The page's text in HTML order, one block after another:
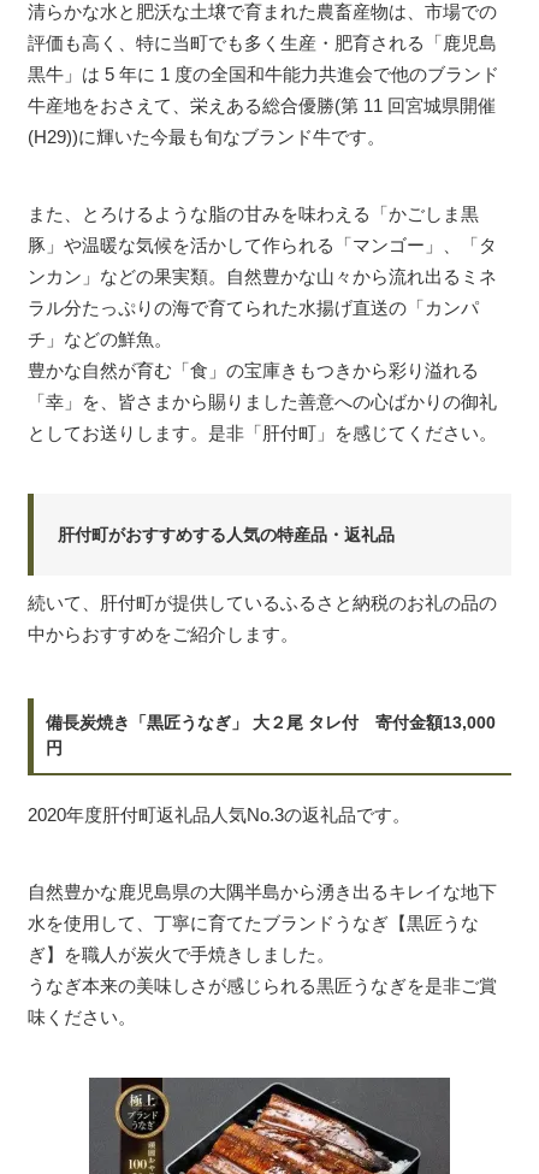
清らかな水と肥沃な土壌で育まれた農畜産物は、市場での
評価も高く、特に当町でも多く生産・肥育される「鹿児島
黒牛」は 5 年に 1 度の全国和牛能力共進会で他のブランド
牛産地をおさえて、栄えある総合優勝(第 11 回宮城県開催
(H29))に輝いた今最も旬なブランド牛です。
また、とろけるような脂の甘みを味わえる「かごしま黒
豚」や温暖な気候を活かして作られる「マンゴー」、「タ
ンカン」などの果実類。自然豊かな山々から流れ出るミネ
ラル分たっぷりの海で育てられた水揚げ直送の「カンパ
チ」などの鮮魚。
豊かな自然が育む「食」の宝庫きもつきから彩り溢れる
「幸」を、皆さまから賜りました善意への心ばかりの御礼
としてお送りします。是非「肝付町」を感じてください。
肝付町がおすすめする人気の特産品・返礼品
続いて、肝付町が提供しているふるさと納税のお礼の品の
中からおすすめをご紹介します。
備長炭焼き「黒匠うなぎ」 大２尾 タレ付 寄付金額13,000
円
2020年度肝付町返礼品人気No.3の返礼品です。
自然豊かな鹿児島県の大隅半島から湧き出るキレイな地下
水を使用して、丁寧に育てたブランドうなぎ【黒匠うな
ぎ】を職人が炭火で手焼きしました。
うなぎ本来の美味しさが感じられる黒匠うなぎを是非ご賞
味ください。